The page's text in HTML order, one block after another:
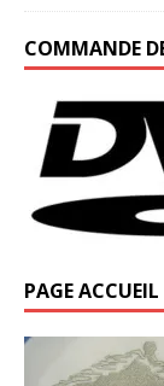
COMMANDE
PAGE ACCUEIL